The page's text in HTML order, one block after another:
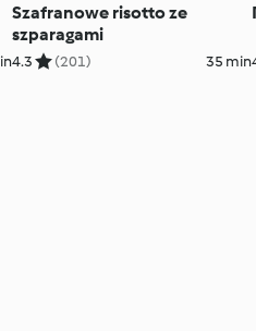
Szafranowe risotto ze
szparagami
4.3 (201) 35 min